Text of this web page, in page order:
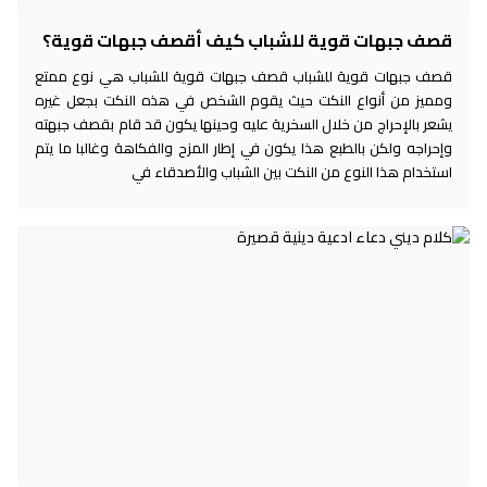
قصف جبهات قوية للشباب كيف أقصف جبهات قوية؟
قصف جبهات قوية للشباب قصف جبهات قوية للشباب هي نوع ممتع
ومميز من أنواع النكت حيث يقوم الشخص في هذه النكت بجعل غيره
يشعر بالإحراج من خلال السخرية عليه وحينها يكون قد قام بقصف جبهته
وإحراجه ولكن بالطبع هذا يكون في إطار المزح والفكاهة وغالبا ما يتم
استخدام هذا النوع من النكت بين الشباب والأصدقاء في